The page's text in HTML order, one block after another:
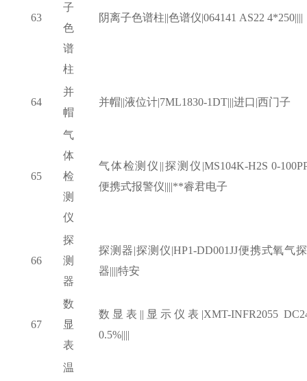
63
子
色
谱
柱
阴离子色谱柱||色谱仪|064141 AS22 4*250||||
64
并
帽
并帽||液位计|7ML1830-1DT|||进口|西门子
65
气
体
检
测
仪
气体检测仪 ||探测仪|MS104K-H2S 0-
便携式报警仪||||**睿君电子
66
探
测
器
探测器|探测仪|HP1-DD001JJ便携式氧气
器||||特安
67
数
显
表
数显表 ||显示仪表|XMT-INFR2055
0.5%||||
温